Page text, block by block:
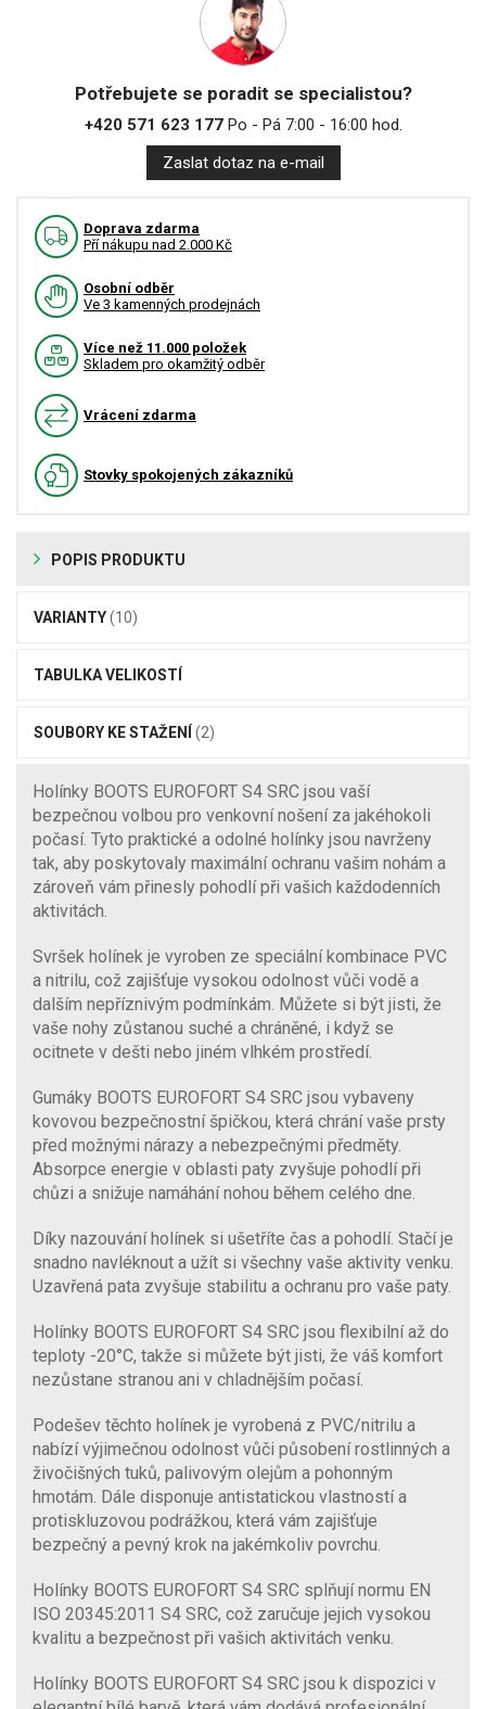
Potřebujete se poradit se specialistou?
+420 571 623 177Po - Pá 7:00 - 16:00 hod.
Zaslat dotaz na e-mail
Doprava zdarma
Pří nákupu nad 2.000 Kč
Osobní odběr
Ve 3 kamenných prodejnách
Více než 11.000 položek
Skladem pro okamžitý odběr
Vrácení zdarma
Stovky spokojených zákazníků
POPIS PRODUKTU
VARIANTY(10)
TABULKA VELIKOSTÍ
SOUBORY KE STAŽENÍ (2)
Holínky BOOTS EUROFORT S4 SRC jsou vaší
bezpečnou volbou pro venkovní nošení za jakéhokoli
počasí. Tyto praktické a odolné holínky jsou navrženy
tak, aby poskytovaly maximální ochranu vašim nohám a
zároveň vám přinesly pohodlí při vašich každodenních
aktivitách.
Svršek holínek je vyroben ze speciální kombinace PVC
a nitrilu, což zajišťuje vysokou odolnost vůči vodě a
dalším nepříznivým podmínkám. Můžete si být jisti, že
vaše nohy zůstanou suché a chráněné, i když se
ocitnete v dešti nebo jiném vlhkém prostředí.
Gumáky BOOTS EUROFORT S4 SRC jsou vybaveny
kovovou bezpečnostní špičkou, která chrání vaše prsty
před možnými nárazy a nebezpečnými předměty.
Absorpce energie v oblasti paty zvyšuje pohodlí při
chůzi a snižuje namáhání nohou během celého dne.
Díky nazouvání holínek si ušetříte čas a pohodlí. Stačí je
snadno navléknout a užít si všechny vaše aktivity venku.
Uzavřená pata zvyšuje stabilitu a ochranu pro vaše paty.
Holínky BOOTS EUROFORT S4 SRC jsou flexibilní až do
teploty -20°C, takže si můžete být jisti, že váš komfort
nezůstane stranou ani v chladnějším počasí.
Podešev těchto holínek je vyrobená z PVC/nitrilu a
nabízí výjimečnou odolnost vůči působení rostlinných a
živočišných tuků, palivovým olejům a pohonným
hmotám. Dále disponuje antistatickou vlastností a
protiskluzovou podrážkou, která vám zajišťuje
bezpečný a pevný krok na jakémkoliv povrchu.
Holínky BOOTS EUROFORT S4 SRC splňují normu EN
ISO 20345:2011 S4 SRC, což zaručuje jejich vysokou
kvalitu a bezpečnost při vašich aktivitách venku.
Holínky BOOTS EUROFORT S4 SRC jsou k dispozici v